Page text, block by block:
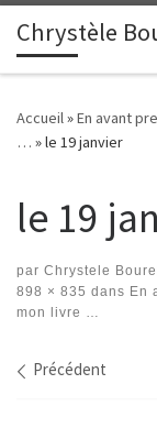
Passer au contenu
Chrystèle
Accueil»En avant
… »le 19 janvier
le 19
par Chrystele
898 × 835 dans En
mon livre …
Précédent